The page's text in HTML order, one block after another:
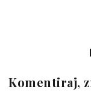
Komentiraj,